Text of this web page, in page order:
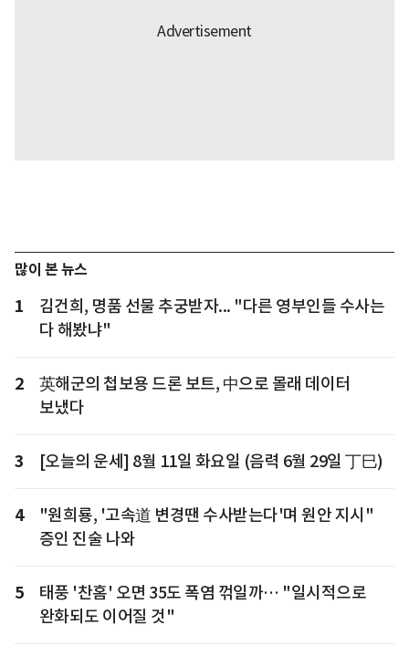
많이 본 뉴스
1
김건희, 명품 선물 추궁받자... "다른 영부인들 수사는
다 해봤냐"
2
英해군의 첩보용 드론 보트, 中으로 몰래 데이터
보냈다
3 [오늘의 운세] 8월 11일 화요일 (음력 6월 29일 丁巳)
4
"원희룡, '고속道 변경땐 수사받는다'며 원안 지시"
증인 진술 나와
5
태풍 '찬홈' 오면 35도 폭염 꺾일까… "일시적으로
완화되도 이어질 것"